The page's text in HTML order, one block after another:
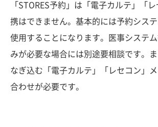
「STORES予約」は「電子カルテ」「
携はできません。基本的には予約シス
使用することになります。医事システ
みが必要な場合には別途要相談です。
なぎ込む「電子カルテ」「レセコン」
合わせが必要です。